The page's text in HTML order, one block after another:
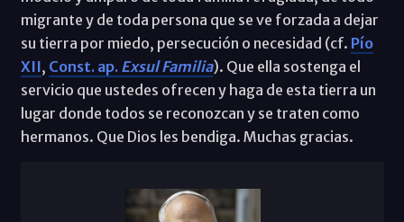
migrante y de toda persona que se ve forzada a dejar
su tierra por miedo, persecución o necesidad (cf. Pío
XII, Const. ap. Exsul Familia). Que ella sostenga el
servicio que ustedes ofrecen y haga de esta tierra un
lugar donde todos se reconozcan y se traten como
hermanos. Que Dios les bendiga. Muchas gracias.